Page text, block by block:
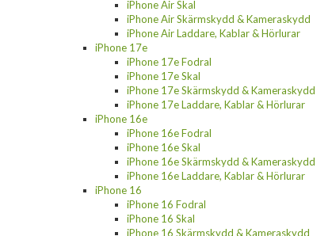
iPhone Air Skal
iPhone Air Skärmskydd & Kameraskydd
iPhone Air Laddare, Kablar & Hörlurar
iPhone 17e
iPhone 17e Fodral
iPhone 17e Skal
iPhone 17e Skärmskydd & Kameraskydd
iPhone 17e Laddare, Kablar & Hörlurar
iPhone 16e
iPhone 16e Fodral
iPhone 16e Skal
iPhone 16e Skärmskydd & Kameraskydd
iPhone 16e Laddare, Kablar & Hörlurar
iPhone 16
iPhone 16 Fodral
iPhone 16 Skal
iPhone 16 Skärmskydd & Kameraskydd